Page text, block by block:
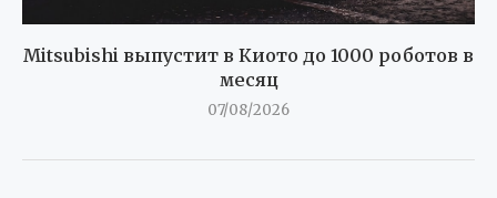
Mitsubishi выпустит в Киото до 1000 роботов в
месяц
07/08/2026